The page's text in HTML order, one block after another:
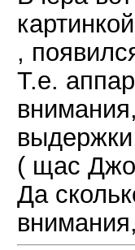
,
Т.е.
( щас
Да